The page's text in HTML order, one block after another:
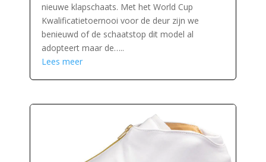
nieuwe klapschaats. Met het World Cup
Kwalificatietoernooi voor de deur zijn we
benieuwd of de schaatstop dit model al
adopteert maar de…..
Lees meer